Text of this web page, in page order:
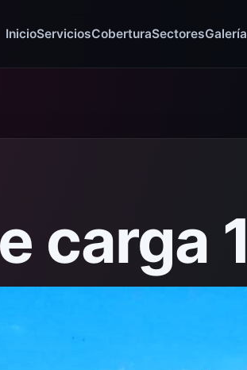
InicioServiciosCoberturaSectoresGalería
carga 1